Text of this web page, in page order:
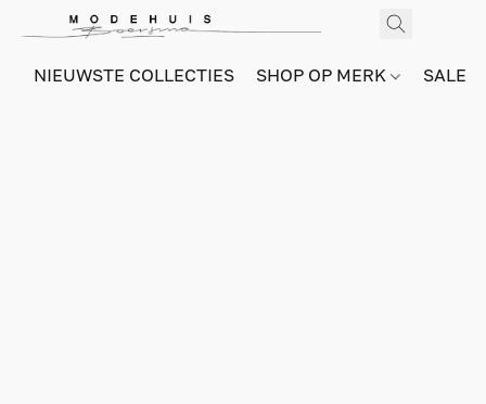
NIEUWSTE COLLECTIES SHOP OP MERK SALE